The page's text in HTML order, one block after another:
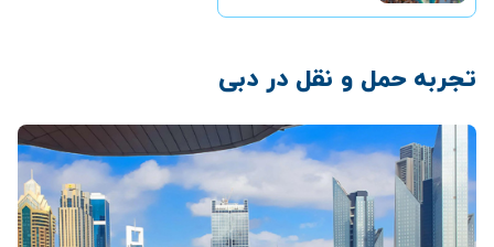
تجربه حمل و نقل در دبی